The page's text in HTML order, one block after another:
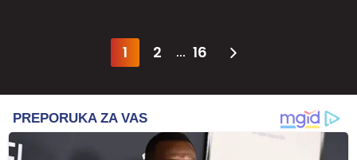
1 2 ... 16